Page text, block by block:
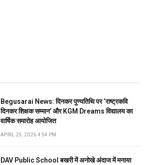
Begusarai News: दिनकर पुण्यतिथि पर ‘राष्ट्रकवि
दिनकर शिक्षक सम्मान’ और KGM Dreams विद्यालय का
वार्षिक समारोह आयोजित
APRIL 25, 2026 4:54 PM
DAV Public School बखरी में अनोखे अंदाज में मनाया